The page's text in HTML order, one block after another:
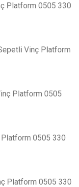
Platform 0505 330
Vinç Platform
Platform 0505
0505 330
Platform 0505 330